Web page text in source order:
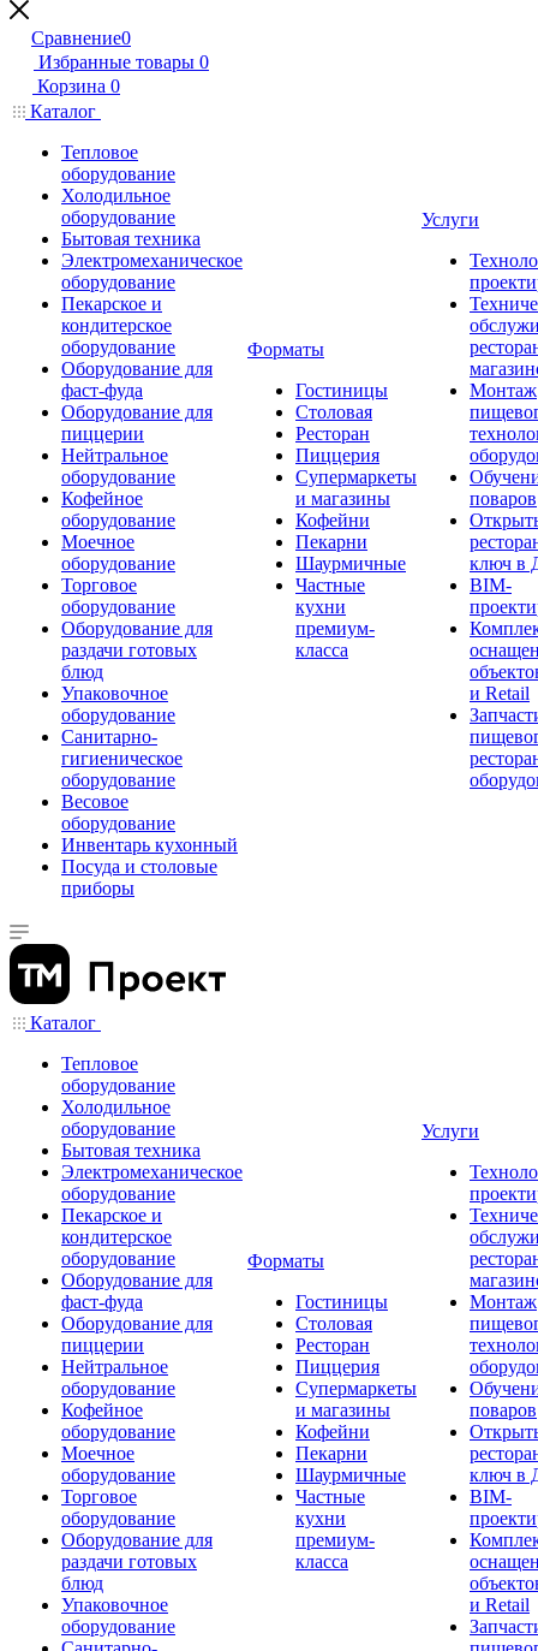
Сравнение0
Избранные товары 0
Корзина 0
Каталог
Тепловое
оборудование
Холодильное
оборудование
Бытовая техника
Электромеханическое
оборудование
Пекарское и
кондитерское
оборудование
Оборудование для
фаст-фуда
Оборудование для
пиццерии
Нейтральное
оборудование
Кофейное
оборудование
Моечное
оборудование
Торговое
оборудование
Оборудование для
раздачи готовых
блюд
Упаковочное
оборудование
Санитарно-
гигиеническое
оборудование
Весовое
оборудование
Инвентарь кухонный
Посуда и столовые
приборы
Форматы
Гостиницы
Столовая
Ресторан
Пиццерия
Супермаркеты
и магазины
Кофейни
Пекарни
Шаурмичные
Частные
кухни
премиум-
класса
Услуги
Монтаж
поваров
ключ в
BIM-
и Retail
Каталог
Тепловое
оборудование
Холодильное
оборудование
Бытовая техника
Электромеханическое
оборудование
Пекарское и
кондитерское
оборудование
Оборудование для
фаст-фуда
Оборудование для
пиццерии
Нейтральное
оборудование
Кофейное
оборудование
Моечное
оборудование
Торговое
оборудование
Оборудование для
раздачи готовых
блюд
Упаковочное
оборудование
Форматы
Гостиницы
Столовая
Ресторан
Пиццерия
Супермаркеты
и магазины
Кофейни
Пекарни
Шаурмичные
Частные
кухни
премиум-
класса
Услуги
Монтаж
поваров
ключ в
BIM-
и Retail